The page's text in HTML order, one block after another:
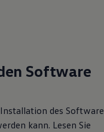
Software
des Software
kann. Lesen Sie